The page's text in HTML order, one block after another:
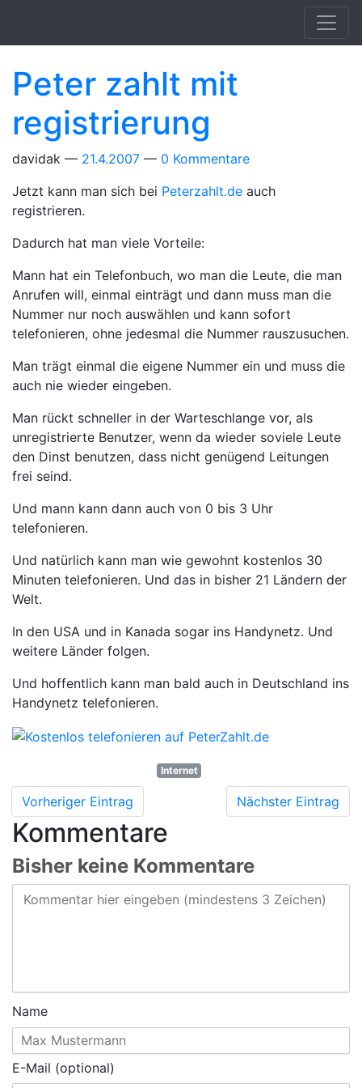
Peter zahlt mit
registrierung
davidak 21.4.2007
0 Kommentare
Jetzt kann man sich bei Peterzahlt.de auch
registrieren.
Dadurch hat man viele Vorteile:
Mann hat ein Telefonbuch, wo man die Leute, die man
Anrufen will, einmal einträgt und dann muss man die
Nummer nur noch auswählen und kann sofort
telefonieren, ohne jedesmal die Nummer rauszusuchen.
Man trägt einmal die eigene Nummer ein und muss die
auch nie wieder eingeben.
Man rückt schneller in der Warteschlange vor, als
unregistrierte Benutzer, wenn da wieder soviele Leute
den Dinst benutzen, dass nicht genügend Leitungen
frei seind.
Und mann kann dann auch von 0 bis 3 Uhr
telefonieren.
Und natürlich kann man wie gewohnt kostenlos 30
Minuten telefonieren. Und das in bisher 21 Ländern der
Welt.
In den USA und in Kanada sogar ins Handynetz. Und
weitere Länder folgen.
Und hoffentlich kann man bald auch in Deutschland ins
Handynetz telefonieren.
Internet
Vorheriger Eintrag Nächster Eintrag
Kommentare
Bisher keine Kommentare
Name
E-Mail (optional)